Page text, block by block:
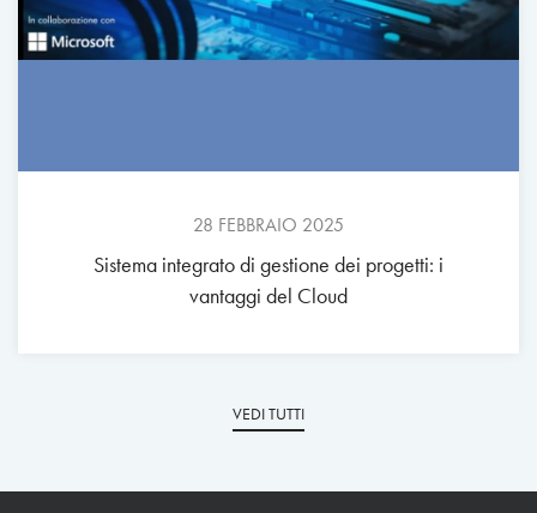
28 FEBBRAIO 2025
Sistema integrato di gestione dei progetti: i
vantaggi del Cloud
VEDI TUTTI